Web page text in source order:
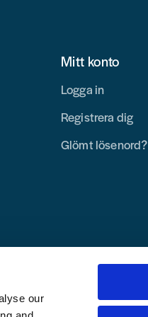
our
Mitt konto
Logga in
Registrera dig
Glömt lösenord?